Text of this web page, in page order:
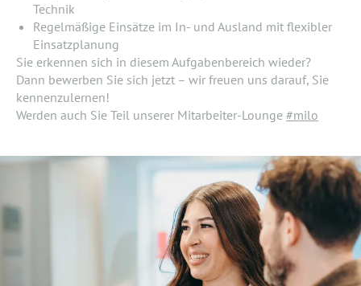
Technik
Regelmäßige Einsätze im In- und Ausland mit flexibler
Einsatzplanung
Sie erkennen sich in diesem Aufgabenbereich wieder?
Dann bewerben Sie sich jetzt – wir freuen uns darauf, Sie
kennenzulernen!
Werden auch Sie Teil unserer Mitarbeiter-Lounge #milo